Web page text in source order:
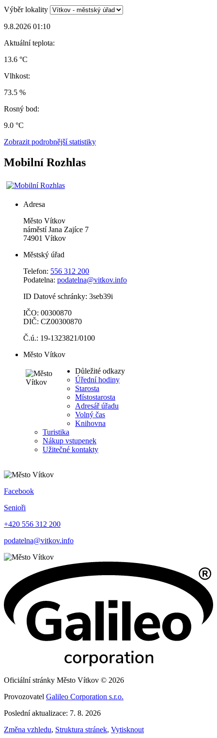
Výběr lokality
9.8.2026 01:10
Aktuální teplota:
13.6 °C
Vlhkost:
73.5 %
Rosný bod:
9.0 °C
Zobrazit podrobnější statistiky
Mobilní Rozhlas
Adresa
Město Vítkov
náměstí Jana Zajíce 7
74901 Vítkov
Městský úřad
Telefon: 556 312 200
Podatelna: podatelna@vitkov.info
ID Datové schránky: 3seb39i
IČO: 00300870
DIČ: CZ00300870
Č.ú.: 19-1323821/0100
Město Vítkov
Důležité odkazy
Úřední hodiny
Starosta
Místostarosta
Adresář úřadu
Volný čas
Knihovna
Turistika
Nákup vstupenek
Užitečné kontakty
Facebook
Senioři
+420 556 312 200
podatelna@vitkov.info
Oficiální stránky Město Vítkov © 2026
Provozovatel Galileo Corporation s.r.o.
Poslední aktualizace: 7. 8. 2026
Změna vzhledu, Struktura stránek, Vytisknout